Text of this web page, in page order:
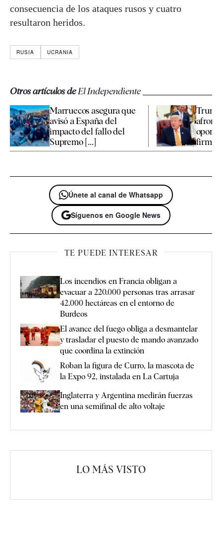
consecuencia de los ataques rusos y cuatro
resultaron heridos.
RUSIA UCRANIA
Otros artículos deEl Independiente
Marruecos asegura que
avisó a España del
impacto del fallo del
Supremo [...]
firmar
Únete al canal de Whatsapp
Síguenos en Google News
TE PUEDE INTERESAR
Los incendios en Francia obligan a
evacuar a 220.000 personas tras arrasar
42.000 hectáreas en el entorno de
Burdeos
El avance del fuego obliga a desmantelar
y trasladar el puesto de mando avanzado
que coordina la extinción
Roban la figura de Curro, la mascota de
la Expo 92, instalada en La Cartuja
Inglaterra y Argentina medirán fuerzas
en una semifinal de alto voltaje
LO MÁS VISTO